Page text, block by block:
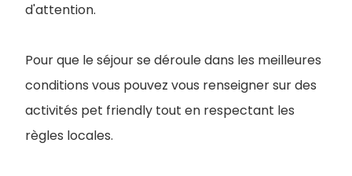
d'attention.
Pour que le séjour se déroule dans les meilleures
conditions vous pouvez vous renseigner sur des
activités pet friendly tout en respectant les
règles locales.